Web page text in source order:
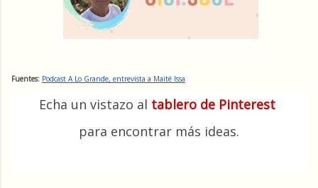
Fuentes: Podcast A Lo Grande, entrevista a Maïté Issa
Echa un vistazo al tablero de Pinterest
para encontrar más ideas.